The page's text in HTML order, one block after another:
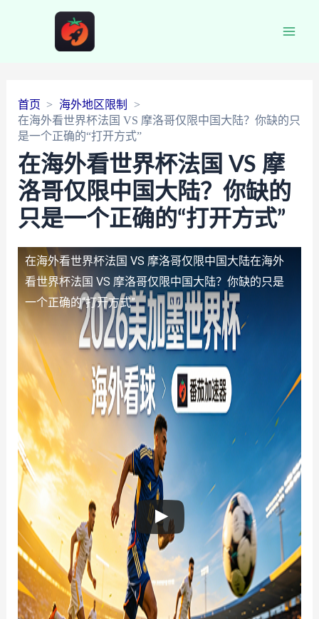
首页
海外地区限制
在海外看世界杯法国 VS 摩洛哥仅限中国大陆？你缺的只
是一个正确的“打开方式”
在海外看世界杯法国 VS 摩
洛哥仅限中国大陆？你缺的
只是一个正确的“打开方式”
在海外看世界杯法国 VS 摩洛哥仅限中国大陆在海外
看世界杯法国 VS 摩洛哥仅限中国大陆？你缺的只是
一个正确的“打开方式”